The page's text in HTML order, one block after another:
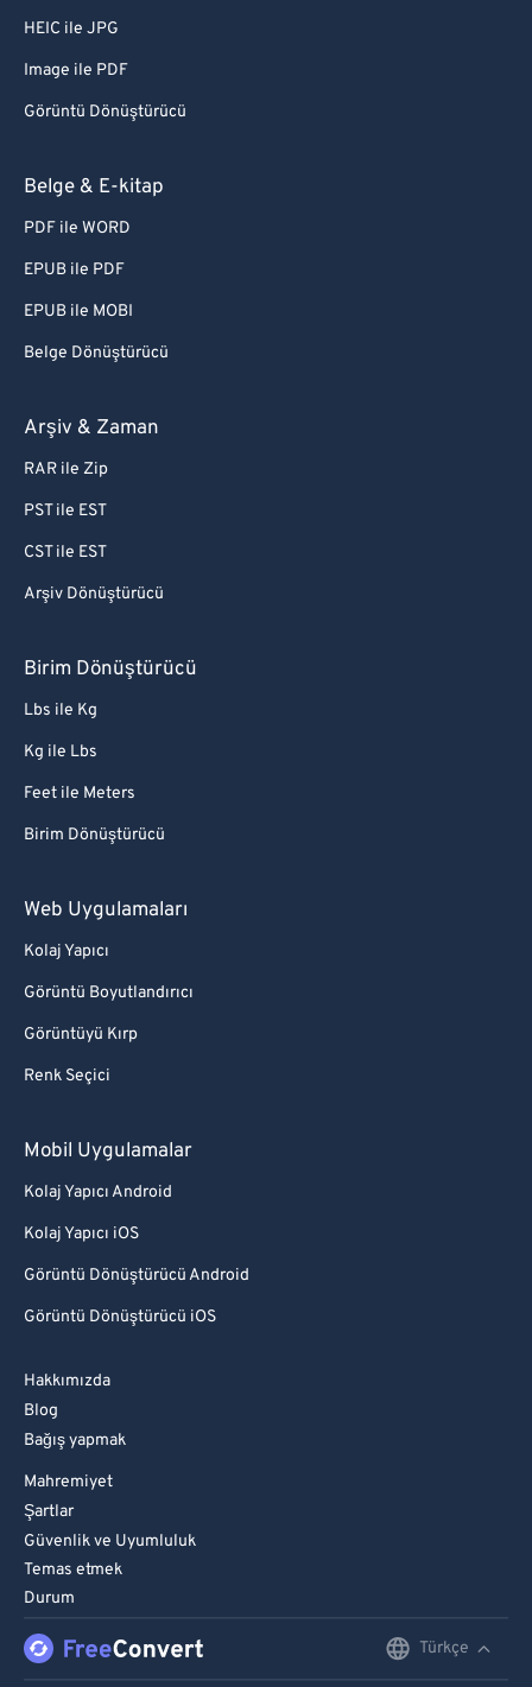
HEIC ile JPG
Image ile PDF
Görüntü Dönüştürücü
Belge & E-kitap
PDF ile WORD
EPUB ile PDF
EPUB ile MOBI
Belge Dönüştürücü
Arşiv & Zaman
RAR ile Zip
PST ile EST
CST ile EST
Arşiv Dönüştürücü
Birim Dönüştürücü
Lbs ile Kg
Kg ile Lbs
Feet ile Meters
Birim Dönüştürücü
Web Uygulamaları
Kolaj Yapıcı
Görüntü Boyutlandırıcı
Görüntüyü Kırp
Renk Seçici
Mobil Uygulamalar
Kolaj Yapıcı Android
Kolaj Yapıcı iOS
Görüntü Dönüştürücü Android
Görüntü Dönüştürücü iOS
Hakkımızda
Blog
Bağış yapmak
Mahremiyet
Şartlar
Güvenlik ve Uyumluluk
Temas etmek
Durum
Türkçe